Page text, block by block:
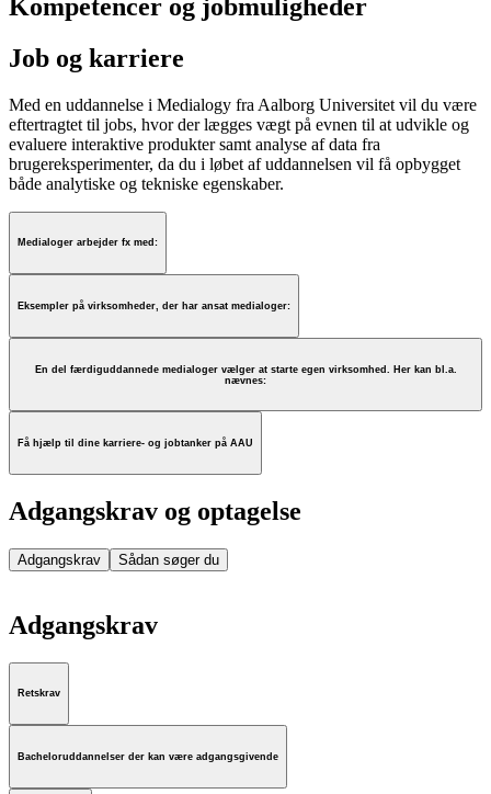
Kompetencer og jobmuligheder
Job og karriere
Med en uddannelse i Medialogy fra Aalborg Universitet vil du være
eftertragtet til jobs, hvor der lægges vægt på evnen til at udvikle og
evaluere interaktive produkter samt analyse af data fra
brugereksperimenter, da du i løbet af uddannelsen vil få opbygget
både analytiske og tekniske egenskaber.
Medialoger arbejder fx med:
Eksempler på virksomheder, der har ansat medialoger:
En del færdiguddannede medialoger vælger at starte egen virksomhed. Her kan bl.a.
nævnes:
Få hjælp til dine karriere- og jobtanker på AAU
Adgangskrav og optagelse
Adgangskrav Sådan søger du
Adgangskrav
Retskrav
Bacheloruddannelser der kan være adgangsgivende